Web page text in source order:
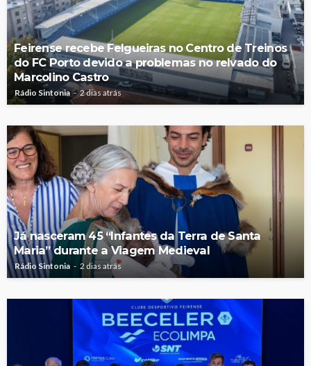
Feirense recebe Felgueiras no Centro de Treinos
do FC Porto devido a problemas no relvado do
Marcolino Castro
Rádio Sintonia 2 dias atrás
Já nasceram 45 “Infantes da Terra de Santa
Maria” durante a Viagem Medieval
Rádio Sintonia 2 dias atrás